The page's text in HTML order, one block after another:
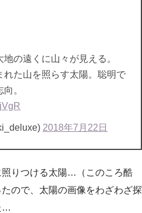
の遠くに山々が見える。
れた山を照らす太陽。聡明で
。
2018年7月22日
りつける太陽…（このころ酷
ので、太陽の画像をわざわざ探
…